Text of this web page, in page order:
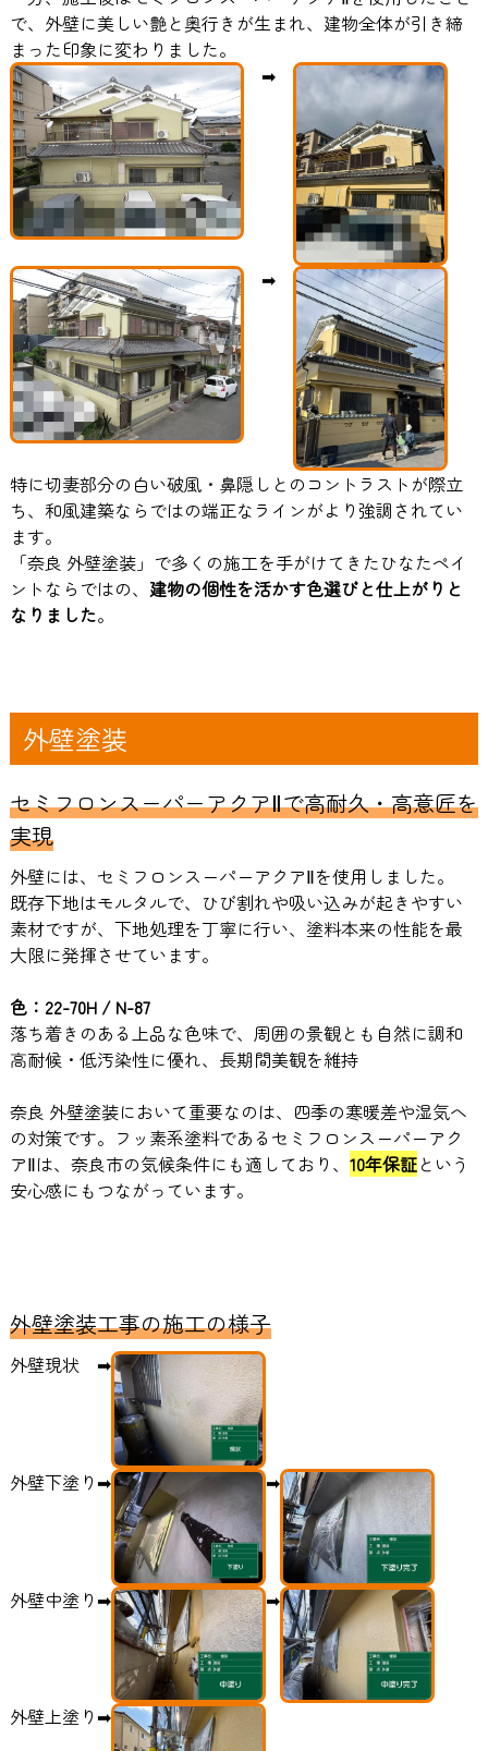
で、外壁に美しい艶と奥行きが生まれ、建物全体が引き締
まった印象に変わりました。
➡
➡
特に切妻部分の白い破風・鼻隠しとのコントラストが際立
ち、和風建築ならではの端正なラインがより強調されてい
ます。
「奈良 外壁塗装」で多くの施工を手がけてきたひなたペイ
ントならではの、 建物の個性を活かす色選びと仕上がりと
なりました。
外壁塗装
セミフロンスーパーアクアⅡで高耐久・高意匠を
実現
外壁には、セミフロンスーパーアクアⅡを使用しました。
既存下地はモルタルで、ひび割れや吸い込みが起きやすい
素材ですが、下地処理を丁寧に行い、塗料本来の性能を最
大限に発揮させています。
色：22-70H / N-87
落ち着きのある上品な色味で、周囲の景観とも自然に調和
高耐候・低汚染性に優れ、長期間美観を維持
奈良 外壁塗装において重要なのは、四季の寒暖差や湿気へ
の対策です。フッ素系塗料であるセミフロンスーパーアク
アⅡは、奈良市の気候条件にも適しており、 10年保証という
安心感にもつながっています。
外壁塗装工事の施工の様子
外壁現状 ➡
外壁下塗り➡ ➡
外壁中塗り➡ ➡
外壁上塗り➡